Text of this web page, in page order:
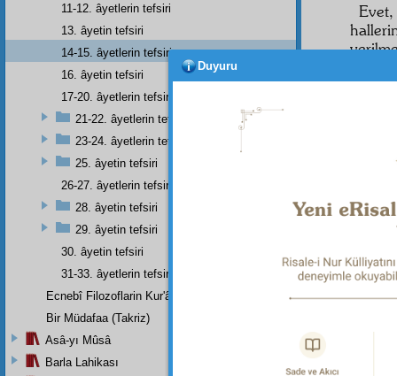
"Biz
Sizinle
Dipnot-3
11-12. âyetlerin tefsiri
13. âyetin tefsiri
14-15. âyetlerin tefsiri
16. âyetin tefsiri
17-20. âyetlerin tefsiri
21-22. âyetlerin tefsiri
23-24. âyetlerin tefsiri
25. âyetin tefsiri
26-27. âyetlerin tefsiri
28. âyetin tefsiri
29. âyetin tefsiri
30. âyetin tefsiri
31-33. âyetlerin tefsiri
Ecnebî Filozoflarin Kur'ân'i Tasdiklerine Dair Şehadetleri
Bir Müdafaa (Takriz)
Asâ-yı Mûsâ
Barla Lahikası
Duyuru